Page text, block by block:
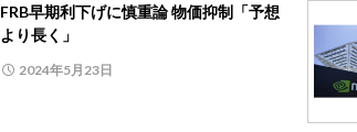
FRB早期利下げに慎重論 物価抑制「予想
より長く」
2024年5月23日